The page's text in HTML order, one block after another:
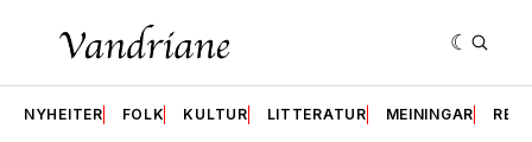
NYHEITER FOLK KULTUR LITTERATUR MEININGAR